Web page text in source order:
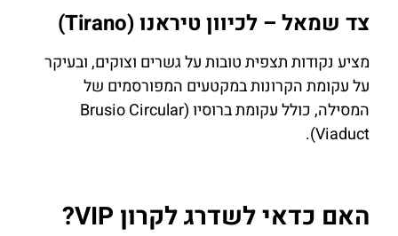
צד שמאל – לכיוון טיראנו (Tirano)
מציע נקודות תצפית טובות על גשרים וצוקים, ובעיקר
על עקומת הקרונות במקטעים המפורסמים של
המסילה, כולל עקומת ברוסיו (Brusio Circular
Viaduct).
האם כדאי לשדרג לקרון VIP?